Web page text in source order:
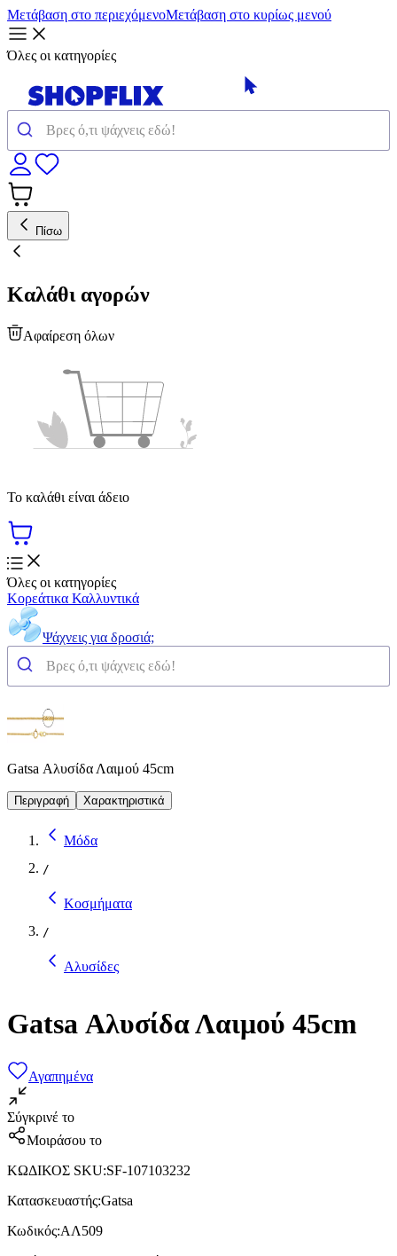
Μετάβαση στο περιεχόμενοΜετάβαση στο κυρίως μενού
Όλες οι κατηγορίες
Πίσω
Καλάθι αγορών
Αφαίρεση όλων
Το καλάθι είναι άδειο
Όλες οι κατηγορίες
Κορεάτικα Καλλυντικά
Ψάχνεις για δροσιά;
Gatsa Αλυσίδα Λαιμού 45cm
Περιγραφή Χαρακτηριστικά
Μόδα
/
Κοσμήματα
/
Αλυσίδες
Gatsa Αλυσίδα Λαιμού 45cm
Αγαπημένα
Σύγκρινέ το
Μοιράσου το
ΚΩΔΙΚΟΣ SKU:SF-107103232
Κατασκευαστής:Gatsa
Κωδικός:ΑΛ509